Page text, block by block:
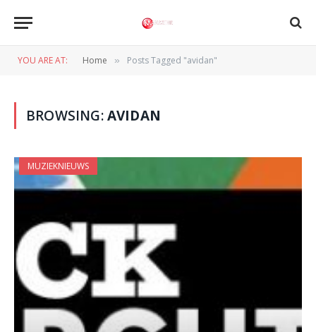
YOU ARE AT: Home » Posts Tagged "avidan"
BROWSING:AVIDAN
MUZIEKNIEUWS